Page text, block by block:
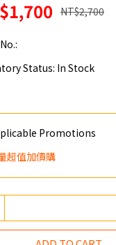
NT$2,700
Status: In Stock
Promotions
超值加價購